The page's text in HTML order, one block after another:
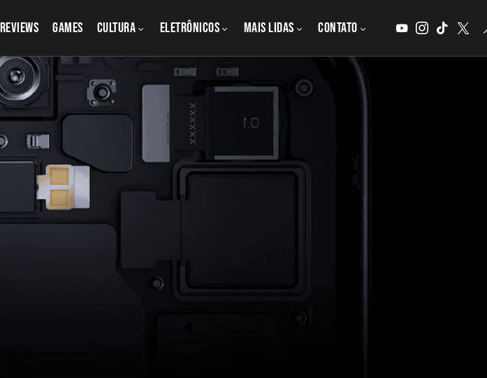
REVIEWS GAMES CULTURA Eletrônicos MAIS LIDAS CONTATO